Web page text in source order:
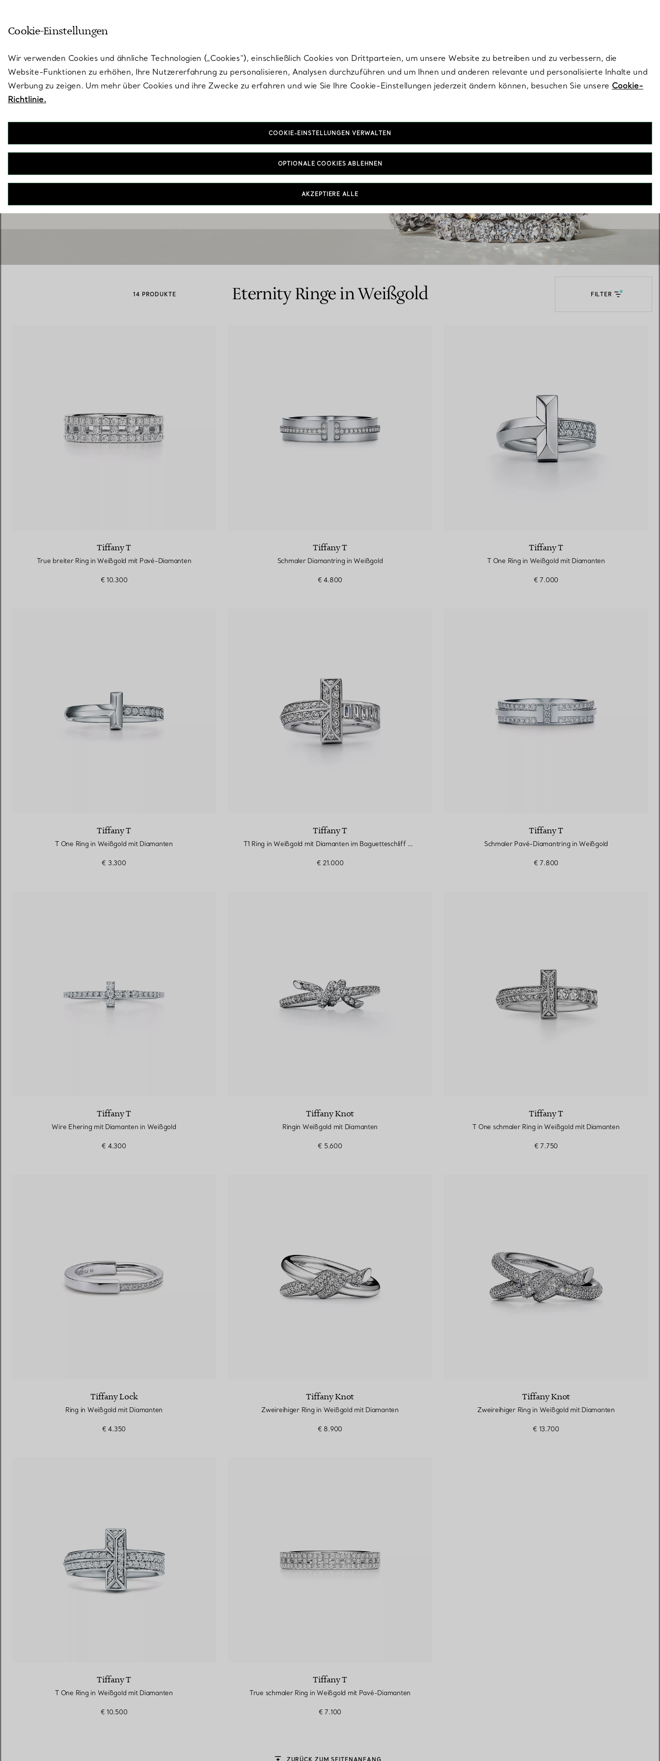
Elsa Peretti®
Tipps zur Auswahl eines
mit einem Tiffany-Diamantenexperten.
Eternity Ringe
Die meisterhaft mit den berühmten Diamanten von Tiffany gefertigten Ringe sind –
genauso wie die Liebe – für die Ewigkeit bestimmt. Tragen Sie Ihren Ring einzeln
14 PRODUKTE Eternity Ringe in Weißgold FILTER
Tiffany T
True breiter Ring in Weißgold mit Pavé-Diamanten
€ 10.300
Tiffany T
Schmaler Diamantring in Weißgold
€ 4.800
Tiffany T
T One Ring in Weißgold mit Diamanten
€ 7.000
Tiffany T
T One Ring in Weißgold mit Diamanten
€ 3.300
Tiffany T
T1 Ring in Weißgold mit Diamanten im Baguetteschliff und Pavé-Diamanten
€ 21.000
Tiffany T
Schmaler Pavé-Diamantring in Weißgold
€ 7.800
Tiffany T
Wire Ehering mit Diamanten in Weißgold
€ 4.300
Tiffany Knot
Ringin Weißgold mit Diamanten
€ 5.600
Tiffany T
T One schmaler Ring in Weißgold mit Diamanten
€ 7.750
Tiffany Lock
Ring in Weißgold mit Diamanten
€ 4.350
Tiffany Knot
Zweireihiger Ring in Weißgold mit Diamanten
€ 8.900
Tiffany Knot
Zweireihiger Ring in Weißgold mit Diamanten
€ 13.700
Tiffany T
T One Ring in Weißgold mit Diamanten
€ 10.500
Tiffany T
True schmaler Ring in Weißgold mit Pavé-Diamanten
€ 7.100
ZURÜCK ZUM SEITENANFANG
Cookie-Einstellungen
Wir verwenden Cookies und ähnliche Technologien („Cookies“), einschließlich Cookies von Drittparteien, um unsere Website zu betreiben und zu verbessern, die
Website-Funktionen zu erhöhen, Ihre Nutzererfahrung zu personalisieren, Analysen durchzuführen und um Ihnen und anderen relevante und personalisierte Inhalte und
Werbung zu zeigen. Um mehr über Cookies und ihre Zwecke zu erfahren und wie Sie Ihre Cookie-Einstellungen jederzeit ändern können, besuchen Sie unsere Cookie-
Richtlinie.
COOKIE-EINSTELLUNGEN VERWALTEN
OPTIONALE COOKIES ABLEHNEN
AKZEPTIERE ALLE